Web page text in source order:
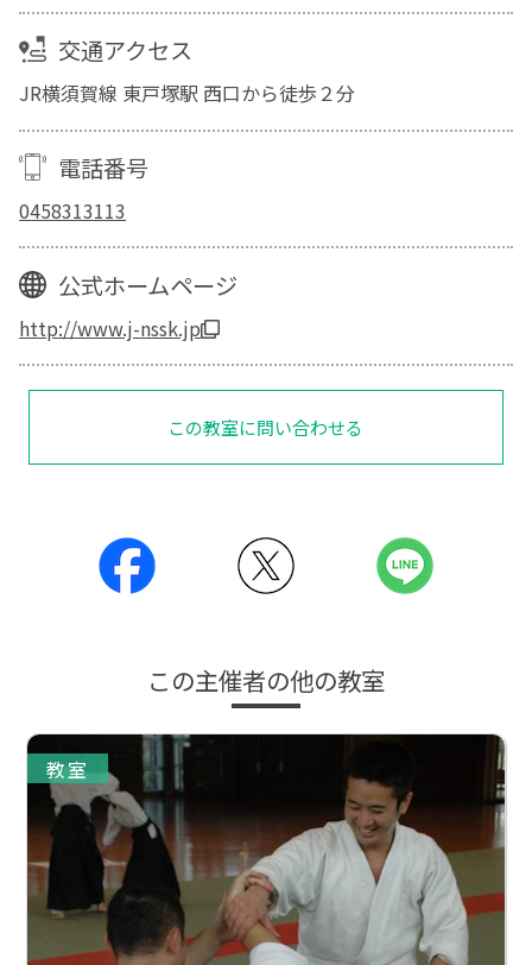
交通アクセス
JR横須賀線 東戸塚駅 西口から徒歩２分
電話番号
0458313113
公式ホームページ
http://www.j-nssk.jp
この教室に問い合わせる
この主催者の他の教室
教室